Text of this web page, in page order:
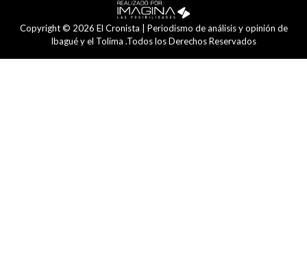
Copyright © 2026 El Cronista | Periodismo de análisis y opinión de
Ibagué y el Tolima .Todos los Derechos Reservados